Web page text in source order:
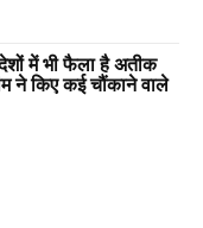
में भी फैला है अतीक
ने किए कई चौंकाने वाले